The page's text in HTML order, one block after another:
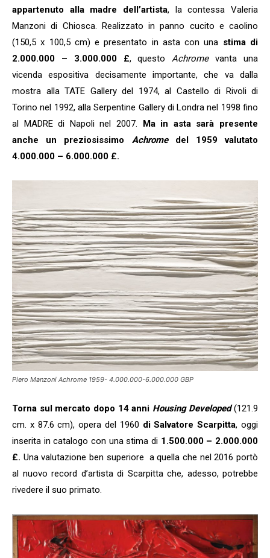
appartenuto alla madre dell’artista, la contessa Valeria
Manzoni di Chiosca. Realizzato in panno cucito e caolino
(150,5 x 100,5 cm) e presentato in asta con una stima di
2.000.000 – 3.000.000 £, questoAchromevanta una
vicenda espositiva decisamente importante, che va dalla
mostra alla TATE Gallery del 1974, al Castello di Rivoli di
Torino nel 1992, alla Serpentine Gallery di Londra nel 1998 fino
al MADRE di Napoli nel 2007. Ma in asta sarà presente
anche un preziosissimo Achromedel 1959 valutato
4.000.000 – 6.000.000 £.
Piero Manzoni Achrome 1959- 4.000.000-6.000.000 GBP
Torna sul mercato dopo 14 anni Housing Developed(121.9
cm. x 87.6 cm), opera del 1960 di Salvatore Scarpitta, oggi
inserita in catalogo con una stima di 1.500.000 – 2.000.000
£. Una valutazione ben superiore a quella che nel 2016 portò
al nuovo record d’artista di Scarpitta che, adesso, potrebbe
rivedere il suo primato.